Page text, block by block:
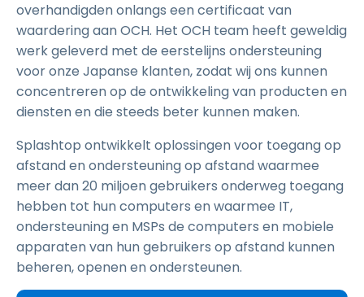
overhandigden onlangs een certificaat van
waardering aan OCH. Het OCH team heeft geweldig
werk geleverd met de eerstelijns ondersteuning
voor onze Japanse klanten, zodat wij ons kunnen
concentreren op de ontwikkeling van producten en
diensten en die steeds beter kunnen maken.
Splashtop ontwikkelt oplossingen voor toegang op
afstand en ondersteuning op afstand waarmee
meer dan 20 miljoen gebruikers onderweg toegang
hebben tot hun computers en waarmee IT,
ondersteuning en MSPs de computers en mobiele
apparaten van hun gebruikers op afstand kunnen
beheren, openen en ondersteunen.